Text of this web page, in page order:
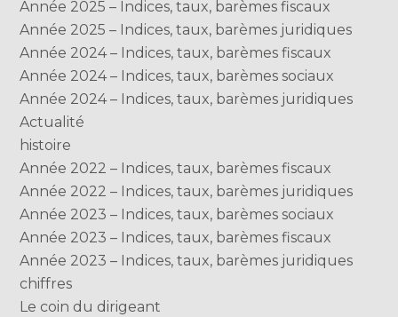
Année 2025 – Indices, taux, barèmes fiscaux
Année 2025 – Indices, taux, barèmes juridiques
Année 2024 – Indices, taux, barèmes fiscaux
Année 2024 – Indices, taux, barèmes sociaux
Année 2024 – Indices, taux, barèmes juridiques
Actualité
histoire
Année 2022 – Indices, taux, barèmes fiscaux
Année 2022 – Indices, taux, barèmes juridiques
Année 2023 – Indices, taux, barèmes sociaux
Année 2023 – Indices, taux, barèmes fiscaux
Année 2023 – Indices, taux, barèmes juridiques
chiffres
Le coin du dirigeant